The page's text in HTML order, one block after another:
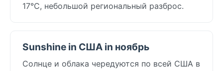
17°C, небольшой региональный разброс.
Sunshine in США in ноябрь
Солнце и облака чередуются по всей США в